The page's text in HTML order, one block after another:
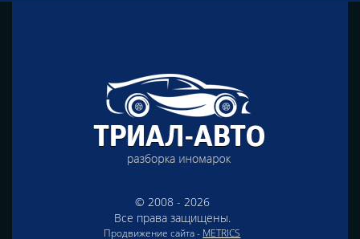
© 2008 - 2026
Все права защищены.
Продвижение сайта - METRICS